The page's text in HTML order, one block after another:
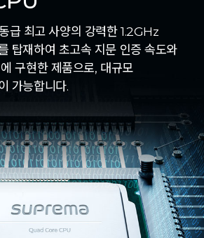
최고 사양의 강력한 1.2GHz
탑재하여 초고속 지문 인증 속도와
구현한 제품으로, 대규모
가능합니다.